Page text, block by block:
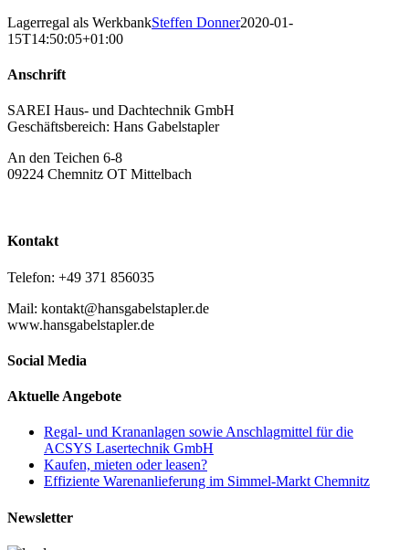
Lagerregal als WerkbankSteffen Donner2020-01-
15T14:50:05+01:00
Anschrift
SAREI Haus- und Dachtechnik GmbH
Geschäftsbereich: Hans Gabelstapler
An den Teichen 6-8
09224 Chemnitz OT Mittelbach
Kontakt
Telefon: +49 371 856035
Mail: kontakt@hansgabelstapler.de
www.hansgabelstapler.de
Social Media
Aktuelle Angebote
Regal- und Krananlagen sowie Anschlagmittel für die
ACSYS Lasertechnik GmbH
Kaufen, mieten oder leasen?
Effiziente Warenanlieferung im Simmel-Markt Chemnitz
Newsletter